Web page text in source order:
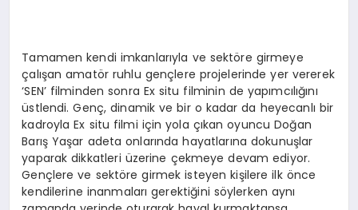
Tamamen kendi imkanlarıyla ve sektöre girmeye
çalışan amatör ruhlu gençlere projelerinde yer vererek
‘SEN’ filminden sonra Ex situ filminin de yapımcılığını
üstlendi. Genç, dinamik ve bir o kadar da heyecanlı bir
kadroyla Ex situ filmi için yola çıkan oyuncu Doğan
Barış Yaşar adeta onlarında hayatlarına dokunuşlar
yaparak dikkatleri üzerine çekmeye devam ediyor.
Gençlere ve sektöre girmek isteyen kişilere ilk önce
kendilerine inanmaları gerektiğini söylerken aynı